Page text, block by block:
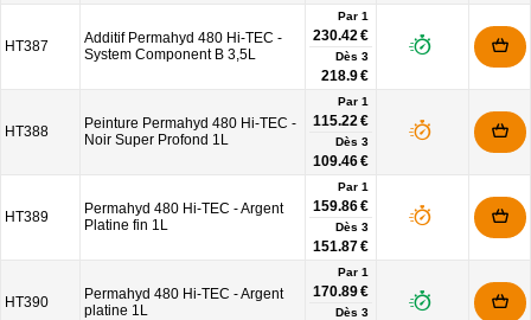
HT387
Additif Permahyd 480 Hi-TEC -
System Component B 3,5L
Par 1
230.42 €
Dès 3
218.9 €
HT388
Peinture Permahyd 480 Hi-TEC -
Noir Super Profond 1L
Par 1
115.22 €
Dès 3
109.46 €
HT389
Permahyd 480 Hi-TEC - Argent
Platine fin 1L
Par 1
159.86 €
Dès 3
151.87 €
HT390
Permahyd 480 Hi-TEC - Argent
platine 1L
Par 1
170.89 €
Dès 3